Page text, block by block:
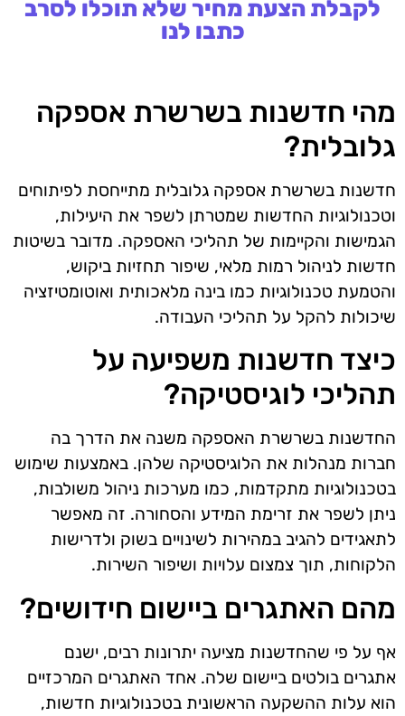
לקבלת הצעת מחיר שלא תוכלו לסרב
כתבו לנו
מהי חדשנות בשרשרת אספקה
גלובלית?
חדשנות בשרשרת אספקה גלובלית מתייחסת לפיתוחים
וטכנולוגיות החדשות שמטרתן לשפר את היעילות,
הגמישות והקיימות של תהליכי האספקה. מדובר בשיטות
חדשות לניהול רמות מלאי, שיפור תחזיות ביקוש,
והטמעת טכנולוגיות כמו בינה מלאכותית ואוטומטיזציה
שיכולות להקל על תהליכי העבודה.
כיצד חדשנות משפיעה על
תהליכי לוגיסטיקה?
החדשנות בשרשרת האספקה משנה את הדרך בה
חברות מנהלות את הלוגיסטיקה שלהן. באמצעות שימוש
בטכנולוגיות מתקדמות, כמו מערכות ניהול משולבות,
ניתן לשפר את זרימת המידע והסחורה. זה מאפשר
לתאגידים להגיב במהירות לשינויים בשוק ולדרישות
הלקוחות, תוך צמצום עלויות ושיפור השירות.
מהם האתגרים ביישום חידושים?
אף על פי שהחדשנות מציעה יתרונות רבים, ישנם
אתגרים בולטים ביישום שלה. אחד האתגרים המרכזיים
הוא עלות ההשקעה הראשונית בטכנולוגיות חדשות,